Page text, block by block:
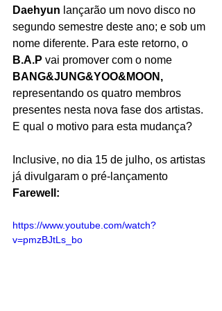
Daehyun lançarão um novo disco no
segundo semestre deste ano; e sob um
nome diferente. Para este retorno, o
B.A.P vai promover com o nome
BANG&JUNG&YOO&MOON,
representando os quatro membros
presentes nesta nova fase dos artistas.
E qual o motivo para esta mudança?
Inclusive, no dia 15 de julho, os artistas
já divulgaram o pré-lançamento
Farewell:
https://www.youtube.com/watch?
v=pmzBJtLs_bo